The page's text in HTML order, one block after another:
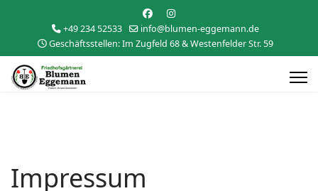
+49 234 52533
info@blumen-eggemann.de
Geschäftsstellen: Im Zugfeld 68 & Westenfelder Str. 59
Impressum